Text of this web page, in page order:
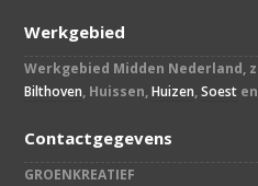
Werkgebied
Werkgebied Midden Nederland,
Bilthoven, Huissen,Huizen,Soest en
Contactgegevens
GROENKREATIEF